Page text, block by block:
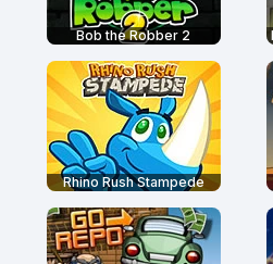
Bob the Robber 2
Rhino Rush Stampede